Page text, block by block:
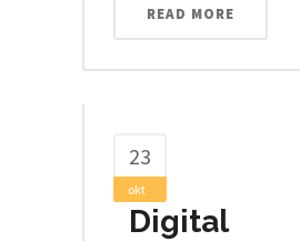
READ MORE
23
okt
Digital